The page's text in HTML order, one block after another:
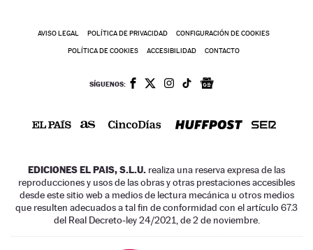
AVISO LEGAL POLÍTICA DE PRIVACIDAD CONFIGURACIÓN DE COOKIES
POLÍTICA DE COOKIES ACCESIBILIDAD CONTACTO
SÍGUENOS:
EDICIONES EL PAIS, S.L.U. realiza una reserva expresa de las
reproducciones y usos de las obras y otras prestaciones accesibles
desde este sitio web a medios de lectura mecánica u otros medios
que resulten adecuados a tal fin de conformidad con el artículo 67.3
del Real Decreto-ley 24/2021, de 2 de noviembre.